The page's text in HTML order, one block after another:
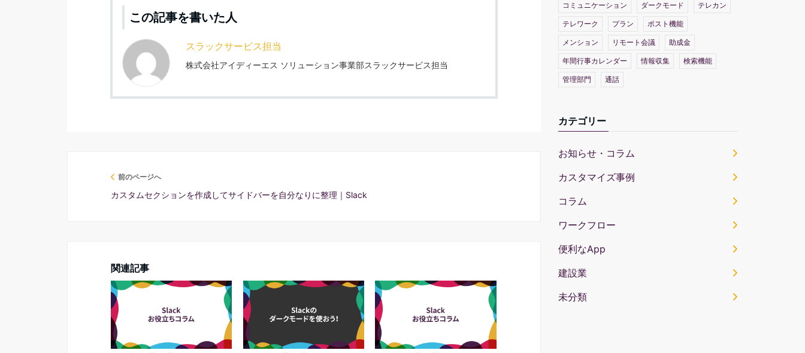
この記事を書いた人
スラックサービス担当
株式会社アイディーエス ソリューション事業部スラックサービス担当
前のページへ
カスタムセクションを作成してサイドバーを自分なりに整理｜Slack
関連記事
コミュニケーション ダークモード テレカン
テレワーク プラン ポスト機能
メンション リモート会議 助成金
年間行事カレンダー 情報収集 検索機能
管理部門 通話
カテゴリー
お知らせ・コラム
カスタマイズ事例
コラム
ワークフロー
便利なApp
建設業
未分類